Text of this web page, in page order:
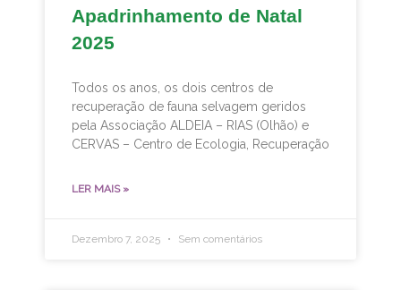
Apadrinhamento de Natal
2025
Todos os anos, os dois centros de
recuperação de fauna selvagem geridos
pela Associação ALDEIA – RIAS (Olhão) e
CERVAS – Centro de Ecologia, Recuperação
LER MAIS »
Dezembro 7, 2025 Sem comentários